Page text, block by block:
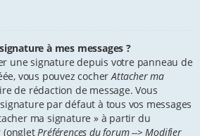
à mes messages ?
une signature depuis votre panneau de
vous pouvez cocherAttacher ma
de rédaction de message. Vous
par défaut à tous vos messages
ma signature » à partir du
(ongletPréférences du forum --> Modifier